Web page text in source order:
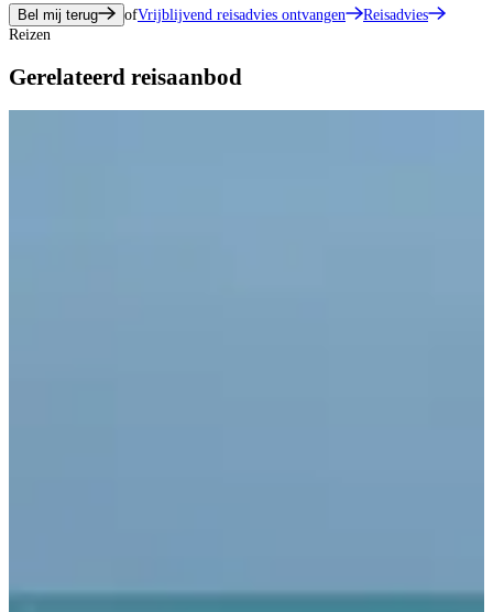
Bel mij terug ofVrijblijvend reisadvies ontvangen
Reisadvies
Reizen
Gerelateerd reisaanbod